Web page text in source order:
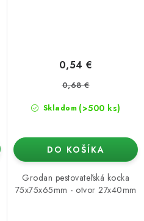
Skladom (>500 ks)
0,54 €
0,68 €
DO KOŠÍKA
Grodan pestovateľská kocka
75x75x65mm - otvor 27x40mm